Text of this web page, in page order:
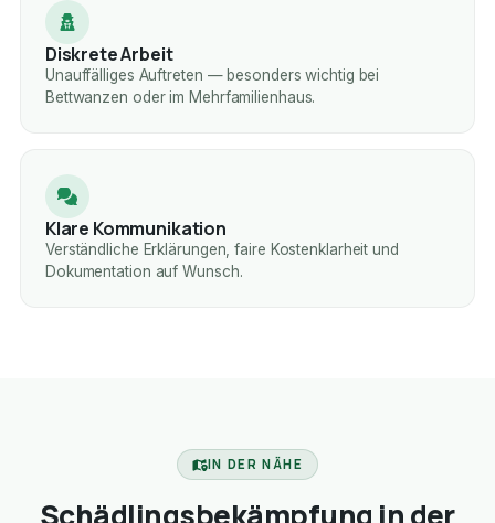
Diskrete Arbeit
Unauffälliges Auftreten — besonders wichtig bei
Bettwanzen oder im Mehrfamilienhaus.
Klare Kommunikation
Verständliche Erklärungen, faire Kostenklarheit und
Dokumentation auf Wunsch.
IN DER NÄHE